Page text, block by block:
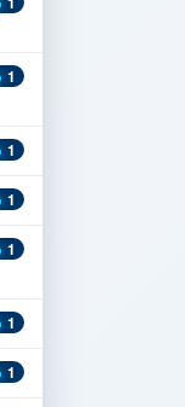
1
1
1
1
1
1